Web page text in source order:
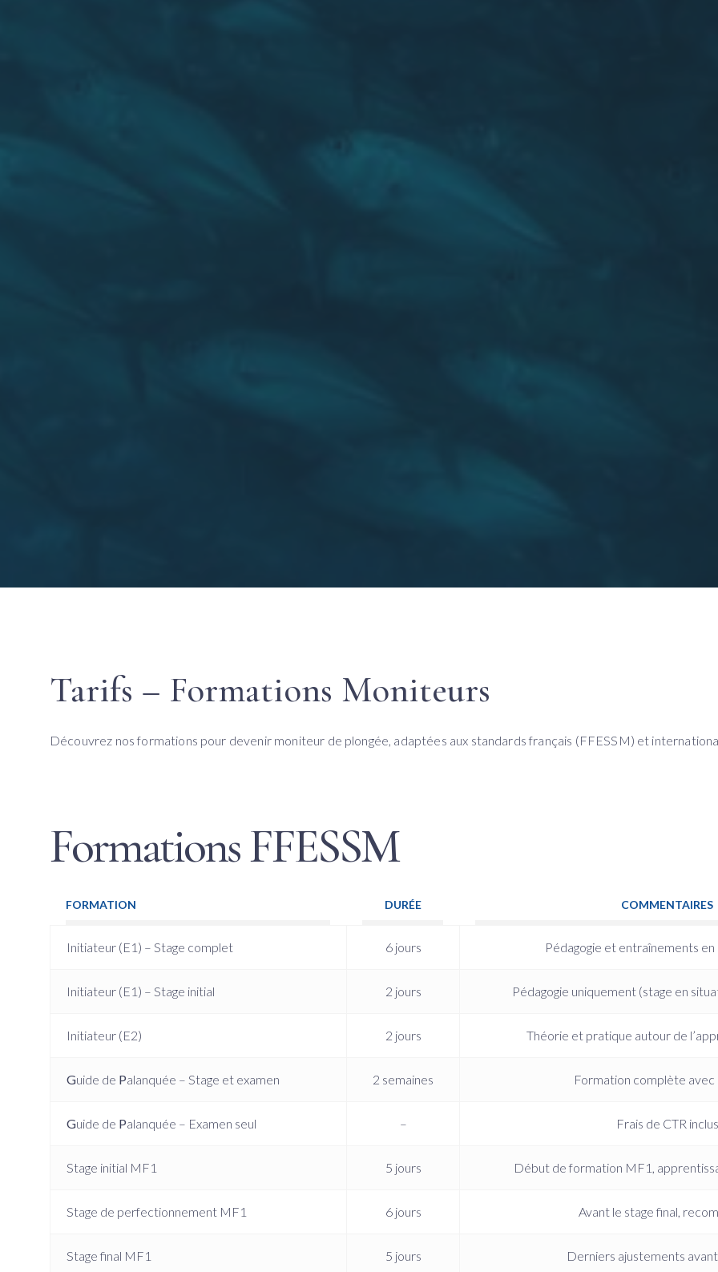
Tarifs – Formations Moniteurs
Découvrez nos formations pour devenir moniteur de plongée, adaptées aux standards français (FFESSM) et
Formations FFESSM
FORMATION DURÉE COMMENTAIRES
Initiateur (E1) – Stage complet 6 jours Pédagogie et entraînements
Initiateur (E1) – Stage initial 2 jours Pédagogie uniquement (stage en
Initiateur (E2) 2 jours Théorie et pratique autour de
Guide de Palanquée – Stage et examen 2 semaines Formation complète avec
Guide de Palanquée – Examen seul – Frais de CTR inclus
Stage initial MF1 5 jours Début de formation MF1,
Stage de perfectionnement MF1 6 jours Avant le stage final,
Stage final MF1 5 jours Derniers ajustements avant